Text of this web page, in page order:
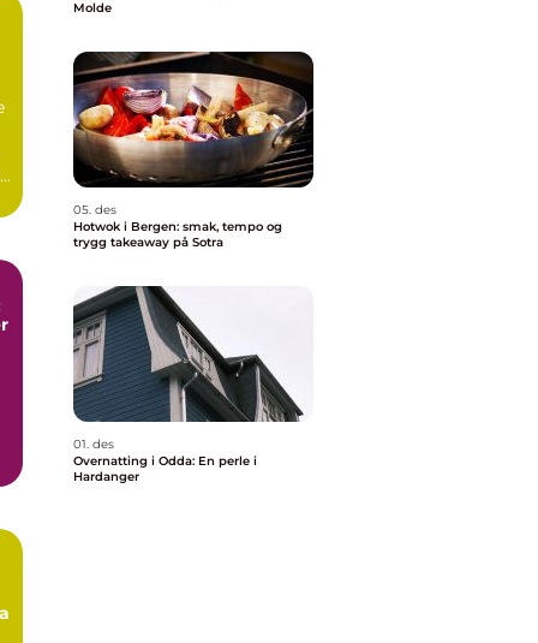
Molde
05. des
Hotwok i Bergen: smak, tempo og
trygg takeaway på Sotra
01. des
Overnatting i Odda: En perle i
Hardanger